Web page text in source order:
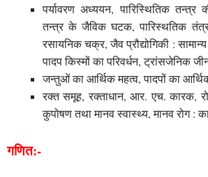
पर्यावरण अध्ययन, पारिस्थितिक तन्त्र
तन्त्र के जैविक घटक, पारिस्थतिक
रसायनिक चक्र, जैव प्रौद्योगिकी :
पादप किस्मों का परिवर्धन, ट्रांसजेनिक
जन्तुओं का आर्थिक महत्व, पादपों का
रक्त समूह, रक्ताधान, आर. एच. कारक,
कुपोषण तथा मानव स्वास्थ्य, मानव रोग :
गणित:-